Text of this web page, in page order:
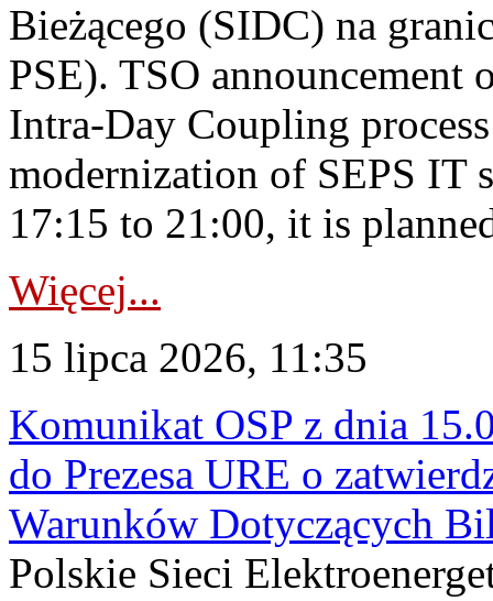
Bieżącego (SIDC) na
PSE). TSO announcement
Intra-Day Coupling
modernization of SEPS IT
17:15 to 21:00, it is
Więcej...
15 lipca 2026, 11:35
Komunikat OSP z dnia
do Prezesa URE o
Warunków Dotyczących
Polskie Sieci